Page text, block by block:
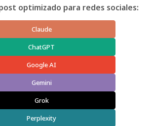
optimizado para redes sociales:
Claude
ChatGPT
Google AI
Gemini
Grok
Perplexity